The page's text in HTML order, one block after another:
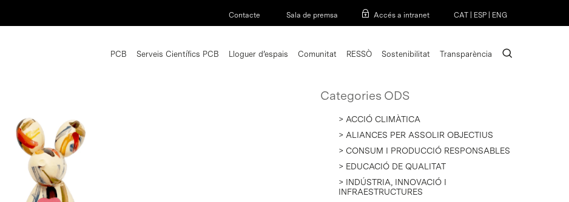
Contacte Sala de premsa Accés a intranet CAT ESP ENG
PCB Serveis Científics PCB Lloguer d’espais Comunitat RESSÒ Sostenibilitat Transparència search
Categories ODS
> ACCIÓ CLIMÀTICA
> ALIANCES PER ASSOLIR OBJECTIUS
> CONSUM I PRODUCCIÓ RESPONSABLES
> EDUCACIÓ DE QUALITAT
> INDÚSTRIA, INNOVACIÓ I
INFRAESTRUCTURES